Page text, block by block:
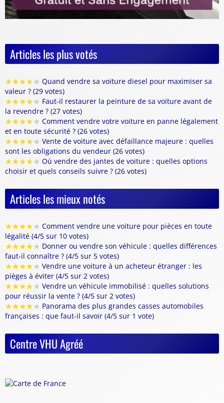
Articles les plus votés
★★★★★ Quand vendre sa voiture diesel pour maximiser sa
valeur ? (29 votes)
★★★★★ Faut-il restaurer la peinture de sa voiture avant de
la revendre ? (27 votes)
★★★★★ Comment vendre votre voiture en panne légalement
et en toute sécurité ? (26 votes)
★★★★★ Vente de voiture avec défaillance majeure : quelles
sont les obligations du vendeur (26 votes)
★★★★★ Où vendre des jantes de voiture : quelles options
choisir et quels conseils suivre ? (26 votes)
Articles les mieux notés
★★★★★ Comment vendre une voiture pour pièces en toute
légalité (4/5 sur 10 votes)
★★★★★ Donner ou vendre son véhicule : quelles différences
faut-il connaître ? (4/5 sur 5 votes)
★★★★★ Vendre une voiture à un acheteur étranger : les
pièges à éviter (4/5 sur 2 votes)
★★★★★ Vendre un véhicule immobilisé : quelles solutions
pour réussir la vente ? (4/5 sur 2 votes)
★★★★★ Panorama des plus grandes casses automobiles
françaises : que faut-il savoir (4/5 sur 1 vote)
Centre VHU Agréé